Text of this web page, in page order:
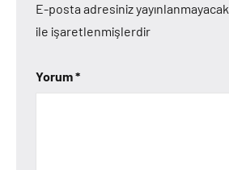
E-posta adresiniz yayınlanmayacak.
ile işaretlenmişlerdir
Yorum*